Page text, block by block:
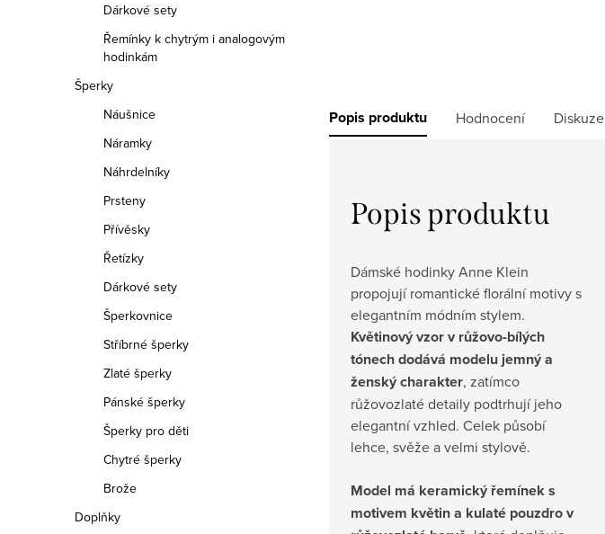
Dárkové sety
Řemínky k chytrým i analogovým
hodinkám
Šperky
Náušnice
Náramky
Náhrdelníky
Prsteny
Přívěsky
Řetízky
Dárkové sety
Šperkovnice
Stříbrné šperky
Zlaté šperky
Pánské šperky
Šperky pro děti
Chytré šperky
Brože
Doplňky
Popis produktu Hodnocení Diskuze
Popis produktu
Dámské hodinky Anne Klein
propojují romantické florální motivy s
elegantním módním stylem.
Květinový vzor v růžovo-bílých
tónech dodává modelu jemný a
ženský charakter, zatímco
růžovozlaté detaily podtrhují jeho
elegantní vzhled. Celek působí
lehce, svěže a velmi stylově.
Model má keramický řemínek s
motivem květin a kulaté pouzdro v